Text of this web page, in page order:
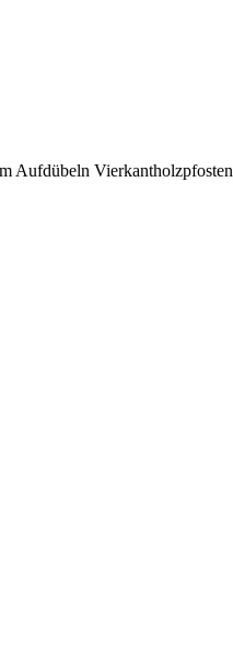
Aufdübeln Vierkantholzpfosten